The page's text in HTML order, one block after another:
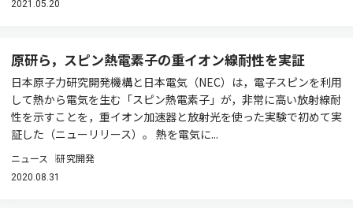
2021.05.20
原研ら，スピン熱電素子の重イオン線耐性を実証
日本原子力研究開発機構と日本電気（NEC）は，電子スピンを利用
して熱から電気を生む「スピン熱電素子」が，非常に高い放射線耐
性を示すことを，重イオン加速器と放射光を使った実験で初めて実
証した（ニューリリース）。 熱を電気に...
ニュース 研究開発
2020.08.31